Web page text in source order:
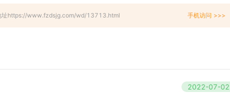
址https://www.fzdsjg.com/wd/13713.html 手机访问 >>>
2022-07-02